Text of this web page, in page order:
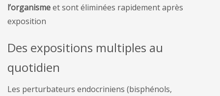
l’organismeet sont éliminées rapidement après
exposition
Des expositions multiples au
quotidien
Les perturbateurs endocriniens (bisphénols,